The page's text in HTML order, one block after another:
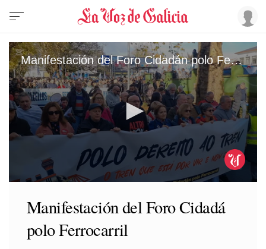
Manifestación del Foro Cidadán polo Ferrocarril
seconds
Manifestación del Foro Cidadá
polo Ferrocarril